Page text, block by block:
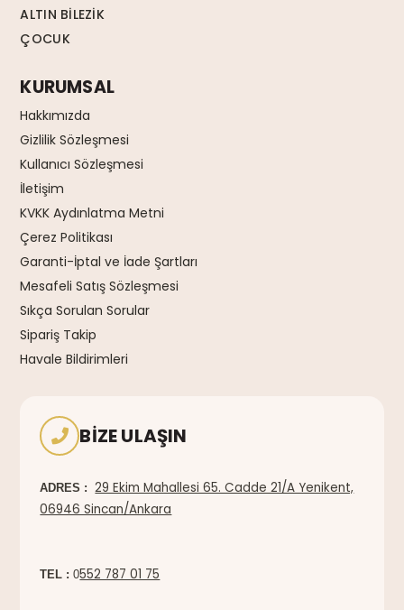
ALTIN BİLEZİK
ÇOCUK
KURUMSAL
Hakkımızda
Gizlilik Sözleşmesi
Kullanıcı Sözleşmesi
İletişim
KVKK Aydınlatma Metni
Çerez Politikası
Garanti-İptal ve İade Şartları
Mesafeli Satış Sözleşmesi
Sıkça Sorulan Sorular
Sipariş Takip
Havale Bildirimleri
BIZE ULAŞIN
ADRES :
29 Ekim Mahallesi 65. Cadde 21/A Yenikent,
06946 Sincan/Ankara
TEL : 0552 787 01 75